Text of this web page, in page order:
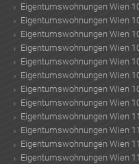
Eigentumswohnungen Wien
Eigentumswohnungen Wien
Eigentumswohnungen Wien
Eigentumswohnungen Wien
Eigentumswohnungen Wien
Eigentumswohnungen Wien
Eigentumswohnungen Wien
Eigentumswohnungen Wien
Eigentumswohnungen Wien
Eigentumswohnungen Wien
Eigentumswohnungen Wien
Eigentumswohnungen Wien